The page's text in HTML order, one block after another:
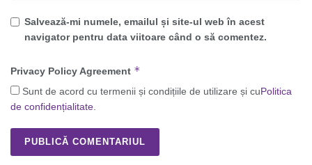
Salvează-mi numele, emailul și site-ul web în acest
navigator pentru data viitoare când o să comentez.
Privacy Policy Agreement *
Sunt de acord cu termenii și condițiile de utilizare și cuPolitica
de confidențialitate.